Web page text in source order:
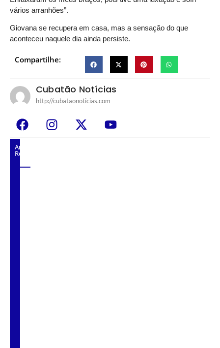
vários arranhões”.
Giovana se recupera em casa, mas a sensação do que
aconteceu naquele dia ainda persiste.
Compartilhe:
Cubatão Notícias
http://cubataonoticias.com
Artigos
Relacionados